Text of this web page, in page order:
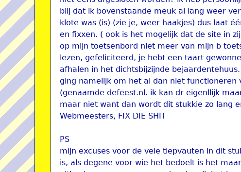
blij dat ik bovenstaande meuk al lang weer
klote was (is) (zie je, weer haakjes) dus laat
en fixxen. ( ook is het mogelijk dat de site in
op mijn toetsenbord niet meer van mijn b
lezen, gefeliciteerd, je hebt een taart
afhalen in het dichtsbijzijnde
ging namelijk om het al dan niet
(genaamde defeest.nl. ik kan dr eigenllijk
maar niet want dan wordt dit stukkie zo lang
Webmeesters, FIX DIE SHIT
PS
mijn excuses voor de vele tiepvauten in dit
is, als degene voor wie het bedoelt is het